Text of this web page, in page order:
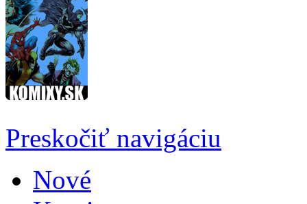
Preskočiť navigáciu
Nové